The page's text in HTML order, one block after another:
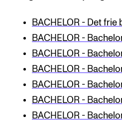
BACHELOR - Det
BACHELOR -
BACHELOR -
BACHELOR -
BACHELOR -
BACHELOR -
BACHELOR -